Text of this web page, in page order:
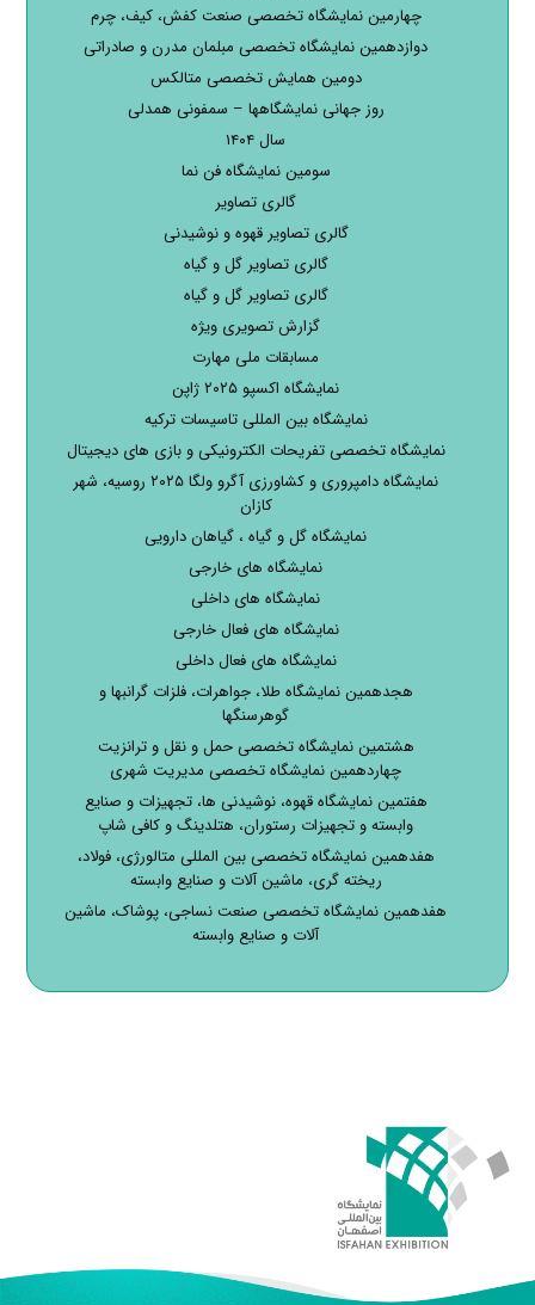
چهارمین نمایشگاه تخصصی صنعت کفش، کیف، چرم
دوازدهمین نمایشگاه تخصصی مبلمان مدرن و صادراتی
دومین همایش تخصصی متالکس
روز جهانی نمایشگاهها – سمفونی همدلی
سال ۱۴۰۴
سومین نمایشگاه فن نما
گالری تصاویر
گالری تصاویر قهوه و نوشیدنی
گالری تصاویر گل و گیاه
گالری تصاویر گل و گیاه
گزارش تصویری ویژه
مسابقات ملی مهارت
نمایشگاه اکسپو ۲۰۲۵ ژاپن
نمایشگاه بین المللی تاسیسات ترکیه
نمایشگاه تخصصی تفریحات الکترونیکی و بازی های دیجیتال
نمایشگاه دامپروری و کشاورزی آگرو ولگا ۲۰۲۵ روسیه، شهر
کازان
نمایشگاه گل و گیاه ، گیاهان دارویی
نمایشگاه های خارجی
نمایشگاه های داخلی
نمایشگاه های فعال خارجی
نمایشگاه های فعال داخلی
هجدهمین نمایشگاه طلا، جواهرات، فلزات گرانبها و
گوهرسنگها
هشتمین نمایشگاه تخصصی حمل و نقل و ترانزیت
چهاردهمین نمایشگاه تخصصی مدیریت شهری
هفتمین نمایشگاه قهوه، نوشیدنی ها، تجهیزات و صنایع
وابسته و تجهیزات رستوران، هتلدینگ و کافی شاپ
هفدهمین نمایشگاه تخصصی بین المللی متالورژی، فولاد،
ریخته گری، ماشین آلات و صنایع وابسته
هفدهمین نمایشگاه تخصصی صنعت نساجی، پوشاک، ماشین
آلات و صنایع وابسته